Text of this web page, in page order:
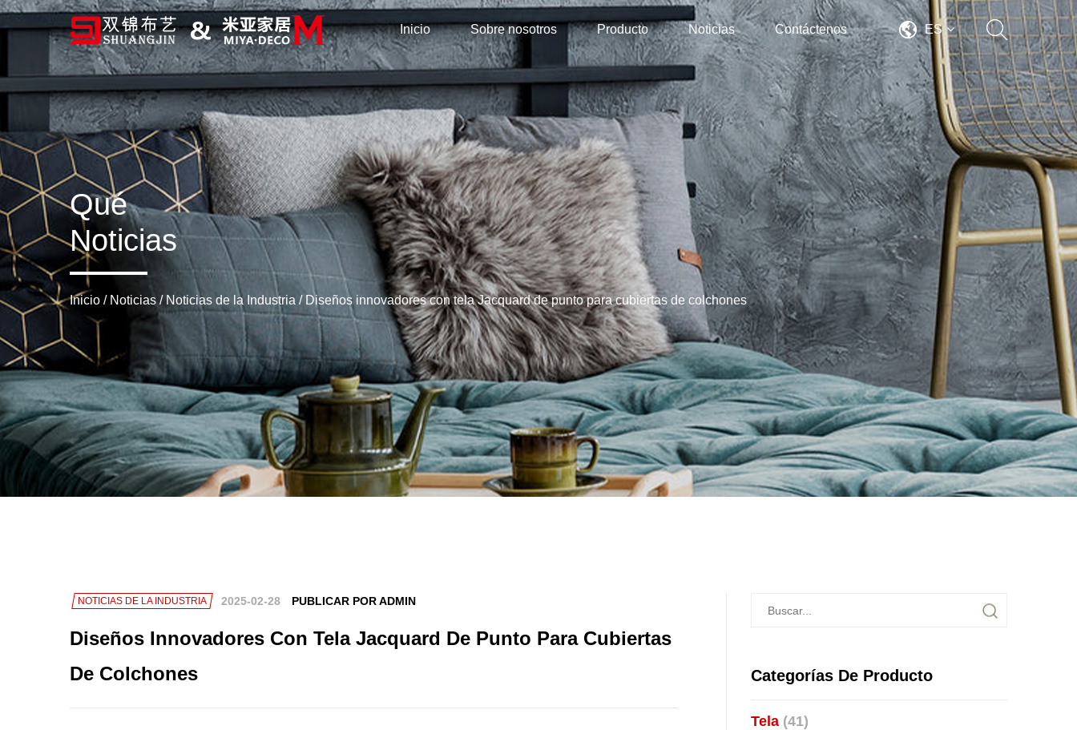
Inicio Sobre nosotros Producto Noticias Contáctenos ES
Qué
Noticias
Inicio / Noticias / Noticias de la Industria / Diseños innovadores con tela Jacquard de punto para cubiertas de colchones
Categorías De Producto
Tela (41)
NOTICIAS DE LA INDUSTRIA 2025-02-28 PUBLICAR POR ADMIN
Diseños Innovadores Con Tela Jacquard De Punto Para Cubiertas
De Colchones